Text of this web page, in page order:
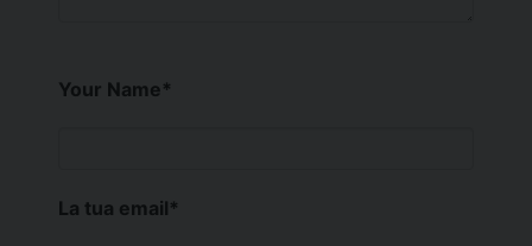
Your Name*
La tua email*